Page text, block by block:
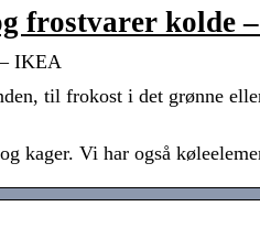
frostvarer kolde
IKEA
til frokost i det grønne
kager. Vi har også